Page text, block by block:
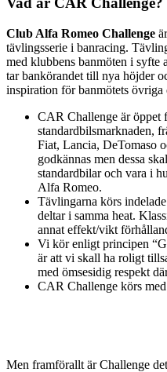
Club Alfa Romeo Challenge
tävlingsserie i banracing.
med klubbens banmöten i syfte
tar bankörandet till nya höjder
inspiration för banmötets övriga
CAR Challenge är öppet
standardbilsmarknaden,
Fiat, Lancia, DeTomaso
godkännas men dessa
standardbilar och vara i
Alfa Romeo.
Tävlingarna körs
deltar i samma heat.
annat effekt/vikt
Vi kör enligt principen
är att vi skall ha roligt
med ömsesidig respekt
CAR Challenge körs
Men framförallt är Challenge